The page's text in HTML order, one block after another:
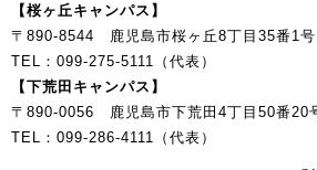
【桜ヶ丘キャンパス】
〒890-8544 鹿児島市桜ヶ丘8丁目35番1号
TEL：099-275-5111（代表）
【下荒田キャンパス】
〒890-0056 鹿児島市下荒田4丁目50番20
TEL：099-286-4111（代表）